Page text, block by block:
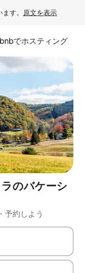
す。 原文を表示
でホスティング
のバケーシ
予約しよう
ーを使って移動するか